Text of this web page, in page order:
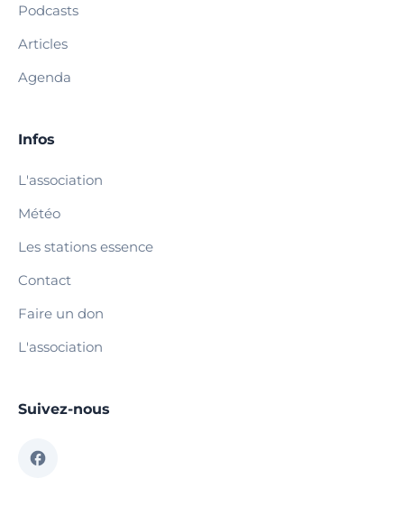
Podcasts
Articles
Agenda
Infos
L'association
Météo
Les stations essence
Contact
Faire un don
L'association
Suivez-nous